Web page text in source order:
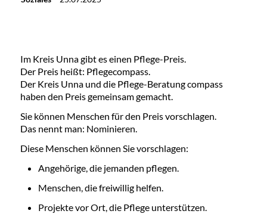
Im Kreis Unna gibt es einen Pflege-Preis.
Der Preis heißt: Pflegecompass.
Der Kreis Unna und die Pflege-Beratung compass
haben den Preis gemeinsam gemacht.
Sie können Menschen für den Preis vorschlagen.
Das nennt man: Nominieren.
Diese Menschen können Sie vorschlagen:
Angehörige, die jemanden pflegen.
Menschen, die freiwillig helfen.
Projekte vor Ort, die Pflege unterstützen.